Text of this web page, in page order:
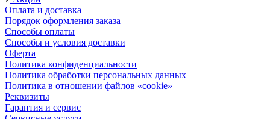
Оплата и доставка
Порядок оформления заказа
Способы оплаты
Способы и условия доставки
Оферта
Политика конфиденциальности
Политика обработки персональных данных
Политика в отношении файлов «cookie»
Реквизиты
Гарантия и сервис